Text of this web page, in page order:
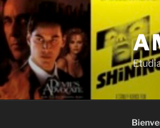
Aller
au
contenu
principal